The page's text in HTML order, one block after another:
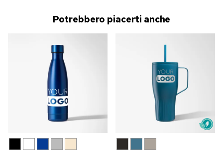
Potrebbero piacerti anche